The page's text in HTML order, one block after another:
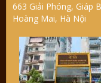
663 Giải Phóng, Giáp
Hoàng Mai, Hà Nội